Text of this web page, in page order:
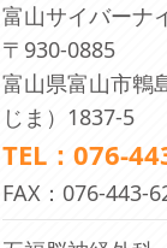
富山サイバーナ
〒930-0885
富山県富山市鵯
じま）1837-5
TEL：076-
FAX：076-443-